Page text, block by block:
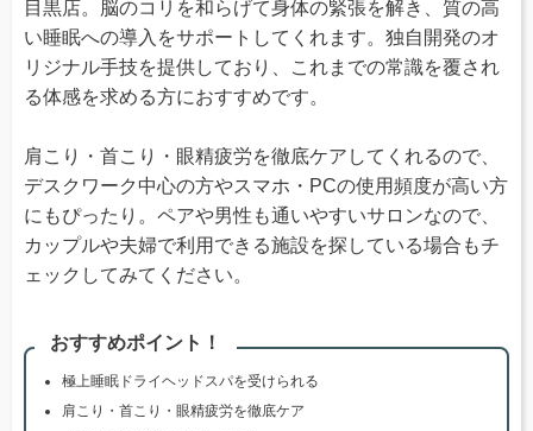
目黒店。脳のコリを和らげて身体の緊張を解き、質の高
い睡眠への導入をサポートしてくれます。独自開発のオ
リジナル手技を提供しており、これまでの常識を覆され
る体感を求める方におすすめです。
肩こり・首こり・眼精疲労を徹底ケアしてくれるので、
デスクワーク中心の方やスマホ・PCの使用頻度が高い方
にもぴったり。ペアや男性も通いやすいサロンなので、
カップルや夫婦で利用できる施設を探している場合もチ
ェックしてみてください。
おすすめポイント！
極上睡眠ドライヘッドスパを受けられる
肩こり・首こり・眼精疲労を徹底ケア